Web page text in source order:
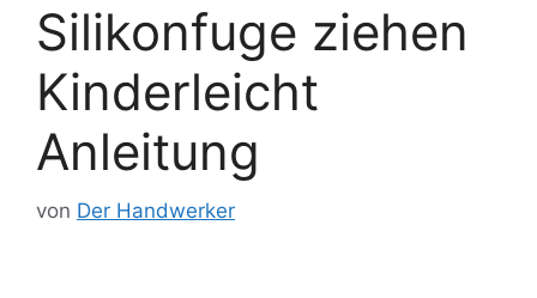
Silikonfuge ziehen
Kinderleicht
Anleitung
von Der Handwerker